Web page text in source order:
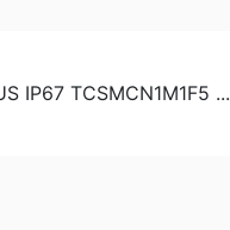
IP67 TCSMCN1M1F5 ...